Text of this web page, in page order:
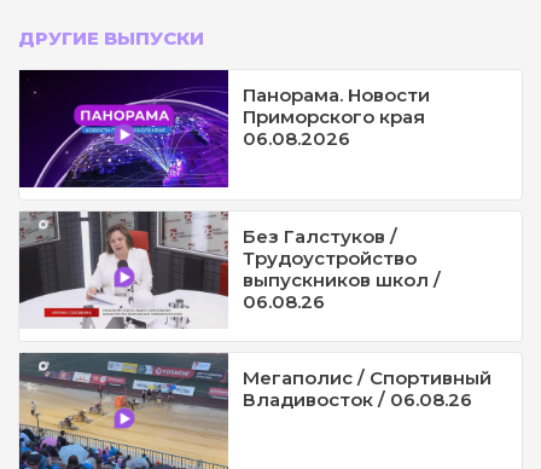
ДРУГИЕ ВЫПУСКИ
Панорама. Новости
Приморского края
06.08.2026
Без Галстуков /
Трудоустройство
выпускников школ /
06.08.26
Мегаполис / Спортивный
Владивосток / 06.08.26